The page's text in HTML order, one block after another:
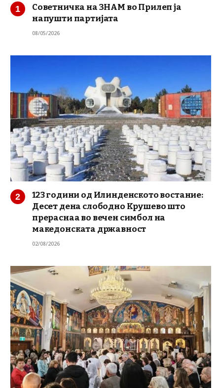
Советничка на ЗНАМ во Прилеп ја
напушти партијата
08/05/2026
123 години од Илинденското востание:
Десет дена слободно Крушево што
прераснаа во вечен симбол на
македонската државност
02/08/2026